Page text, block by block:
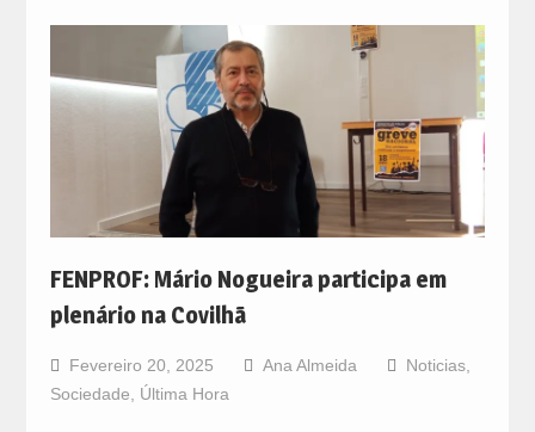
FENPROF: Mário Nogueira participa em
plenário na Covilhã
Fevereiro 20, 2025 Ana Almeida Noticias,
Sociedade, Última Hora